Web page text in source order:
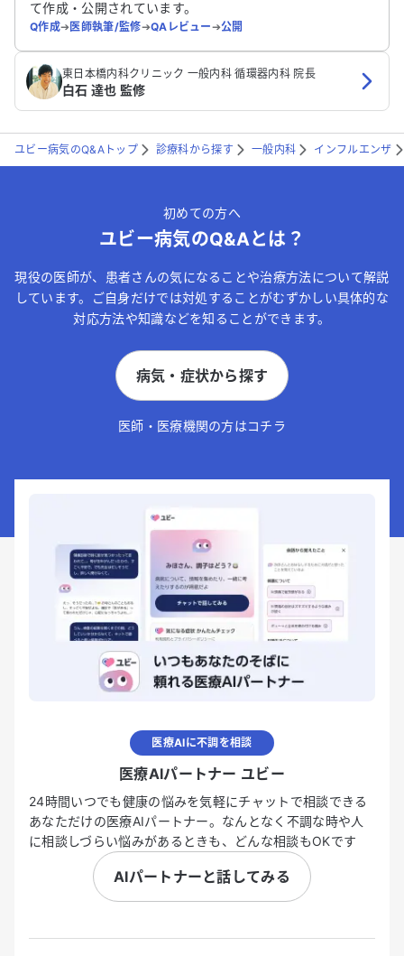
て作成・公開されています。
Q作成➔医師執筆/監修➔QAレビュー➔公開
東日本橋内科クリニック 一般内科 循環器内科 院長
白石 達也 監修
ユビー病気のQ&Aトップ 診療科から探す 一般内科 インフルエンザ
初めての方へ
ユビー病気のQ&Aとは？
現役の医師が、患者さんの気になることや治療方法について解説
しています。ご自身だけでは対処することがむずかしい具体的な
対応方法や知識などを知ることができます。
病気・症状から探す
医師・医療機関の方はコチラ
医療AIに不調を相談
医療AIパートナー ユビー
24時間いつでも健康の悩みを気軽にチャットで相談できる
あなただけの医療AIパートナー。なんとなく不調な時や人
に相談しづらい悩みがあるときも、どんな相談もOKです
AIパートナーと話してみる